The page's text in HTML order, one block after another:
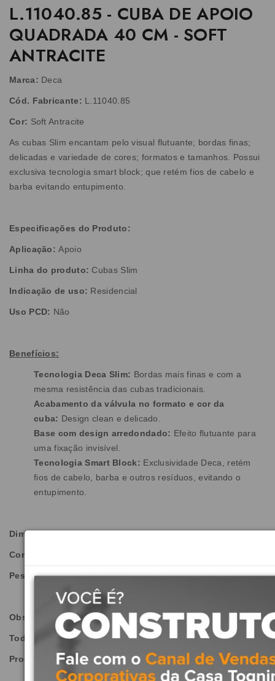
L.11040.85 - CUBA DE APOIO
QUADRADA 40 CM - SOFT
ANTRACITE
Marca: Deca
Cód. Fabricante: L.11040.85
Cor: Soft Antracite
As cubas Slim encantam pelo visual flutuante; bordas finas;
delicadas e variedade de cores; formatos e tamanhos. Possui
exclusiva tecnologia smart block; que retém fios de cabelo e
barba evitando entupimento.
Especificações do Produto:
Aplicação:Apoio
Linha do produto: Cubas Slim
Indicação de uso: Residencial
Uso PCD: Não
Benefícios:
Tecnologia Deca Slim: Bordas mais finas e com a
mesma resistência das cubas tradicionais.
Acabamento da válvula no formato e cor da
cuba: Design clean e delicado.
Base com design arredondado: Efeito flutuante para
uma fixação invisível.
Tecnologia Smart Block: Exclusividade Deca, retém
fios de cabelo, barba e outros resíduos, evitando o
entupimento.
Dimensões do Produto:
Comprimento:
Peso:10.653kg
Observações:
Todas as imagens são meramente ilustrativas.
Produto não acompanha válvula de Escoamento.